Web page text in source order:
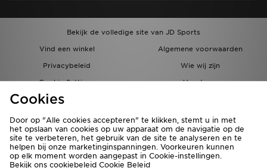
Bekijk de volledige site van JD Sports
Vind een winkel
Algemene voorwaarden
Privacybeleid
Wie wij zijn
Cookie Settings
Vacatures
Bestellingen en Levering
Cookies
Door op "Alle cookies accepteren" te klikken, stemt u in met
het opslaan van cookies op uw apparaat om de navigatie op de
site te verbeteren, het gebruik van de site te analyseren en te
helpen bij onze marketinginspanningen. Voorkeuren kunnen
op elk moment worden aangepast in Cookie-instellingen.
Bekijk ons cookiebeleid Cookie Beleid